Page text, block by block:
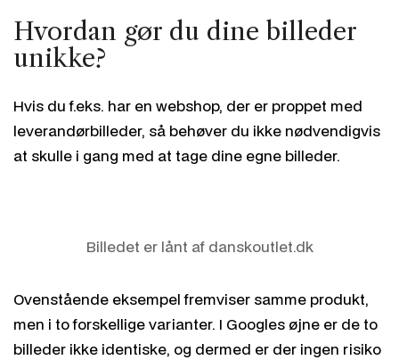
Hvordan gør du dine billeder
unikke?
Hvis du f.eks. har en webshop, der er proppet med
leverandørbilleder, så behøver du ikke nødvendigvis
at skulle i gang med at tage dine egne billeder.
Billedet er lånt af danskoutlet.dk
Ovenstående eksempel fremviser samme produkt,
men i to forskellige varianter. I Googles øjne er de to
billeder ikke identiske, og dermed er der ingen risiko